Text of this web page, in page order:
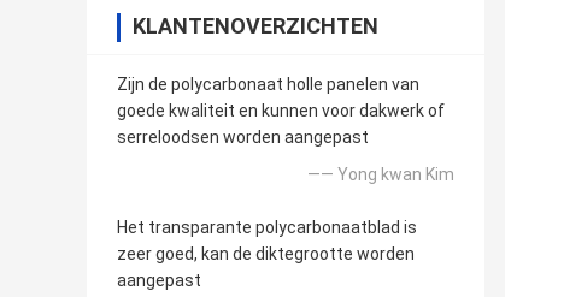
KLANTENOVERZICHTEN
Zijn de polycarbonaat holle panelen van
goede kwaliteit en kunnen voor dakwerk of
serreloodsen worden aangepast
—— Yong kwan Kim
Het transparante polycarbonaatblad is
zeer goed, kan de diktegrootte worden
aangepast